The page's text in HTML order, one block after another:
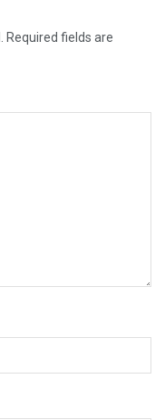
Required fields are